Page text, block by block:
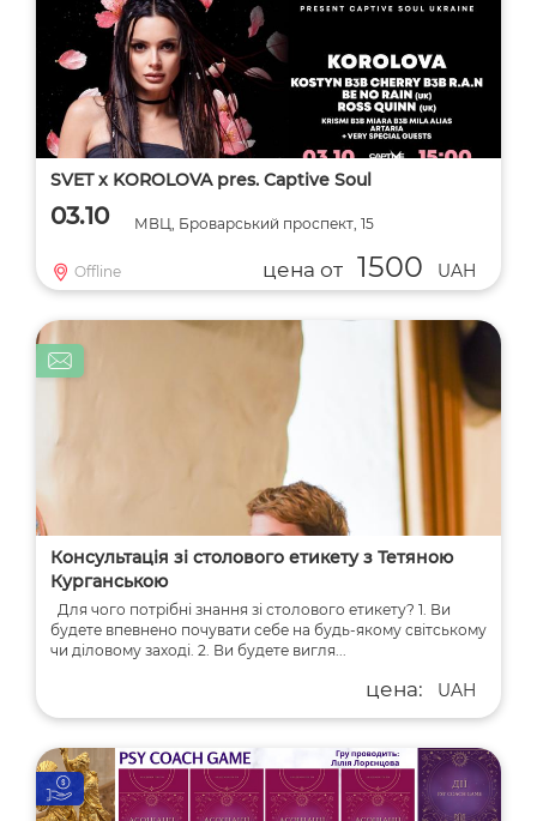
SVET x KOROLOVA pres. Captive Soul
03.10 МВЦ, Броварський проспект, 15
Offline цена от 1500 UAH
Консультація зі столового етикету з Тетяною
Курганською
будете впевнено почувати себе на будь-якому світському
чи діловому заході. 2. Ви будете вигля...
цена: UAH